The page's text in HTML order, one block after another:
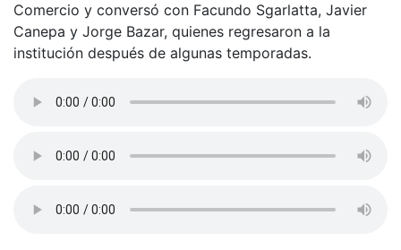
Comercio y conversó con Facundo Sgarlatta, Javier
Canepa y Jorge Bazar, quienes regresaron a la
institución después de algunas temporadas.